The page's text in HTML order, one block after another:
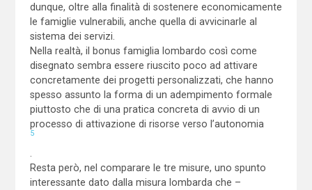
dunque, oltre alla finalità di sostenere economicamente
le famiglie vulnerabili, anche quella di avvicinarle al
sistema dei servizi.
Nella realtà, il bonus famiglia lombardo così come
disegnato sembra essere riuscito poco ad attivare
concretamente dei progetti personalizzati, che hanno
spesso assunto la forma di un adempimento formale
piuttosto che di una pratica concreta di avvio di un
processo di attivazione di risorse verso l’autonomia
5
Resta però, nel comparare le tre misure, uno spunto
interessante dato dalla misura lombarda che –